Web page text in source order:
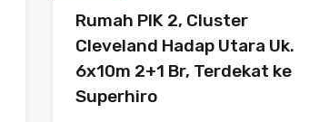
Rumah PIK 2, Cluster
Cleveland Hadap Utara Uk.
6x10m 2+1 Br, Terdekat ke
Superhiro